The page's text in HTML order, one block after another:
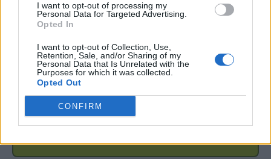
I want to opt-out of processing my
Personal Data for Targeted Advertising.
Opted In
I want to opt-out of Collection, Use,
Retention, Sale, and/or Sharing of my
Personal Data that Is Unrelated with the
Purposes for which it was collected.
Opted Out
CONFIRM
Wróć